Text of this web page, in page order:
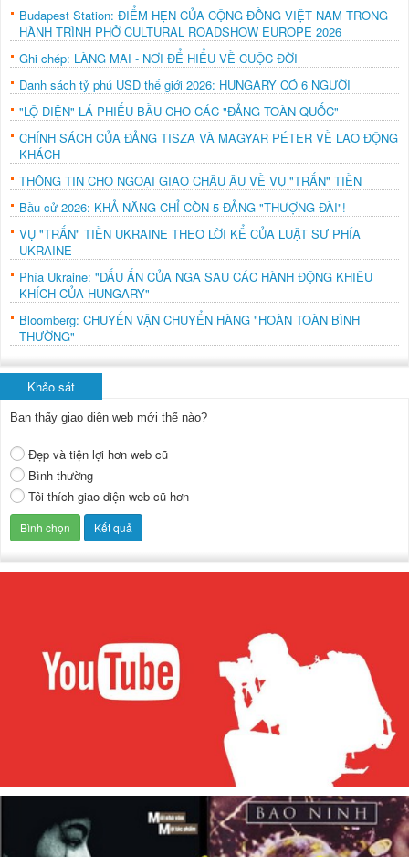
Budapest Station: ĐIỂM HẸN CỦA CỘNG ĐỒNG VIỆT NAM TRONG
HÀNH TRÌNH PHỞ CULTURAL ROADSHOW EUROPE 2026
Ghi chép: LÀNG MAI - NƠI ĐỂ HIỂU VỀ CUỘC ĐỜI
Danh sách tỷ phú USD thế giới 2026: HUNGARY CÓ 6 NGƯỜI
"LỘ DIỆN" LÁ PHIẾU BẦU CHO CÁC "ĐẢNG TOÀN QUỐC"
CHÍNH SÁCH CỦA ĐẢNG TISZA VÀ MAGYAR PÉTER VỀ LAO ĐỘNG
KHÁCH
THÔNG TIN CHO NGOẠI GIAO CHÂU ÂU VỀ VỤ "TRẤN" TIỀN
Bầu cử 2026: KHẢ NĂNG CHỈ CÒN 5 ĐẢNG "THƯỢNG ĐÀI"!
VỤ "TRẤN" TIỀN UKRAINE THEO LỜI KỂ CỦA LUẬT SƯ PHÍA
UKRAINE
Phía Ukraine: "DẤU ẤN CỦA NGA SAU CÁC HÀNH ĐỘNG KHIÊU
KHÍCH CỦA HUNGARY"
Bloomberg: CHUYẾN VẬN CHUYỂN HÀNG "HOÀN TOÀN BÌNH
THƯỜNG"
Khảo sát
Bạn thấy giao diện web mới thế nào?
Đẹp và tiện lợi hơn web cũ
Bình thường
Tôi thích giao diện web cũ hơn